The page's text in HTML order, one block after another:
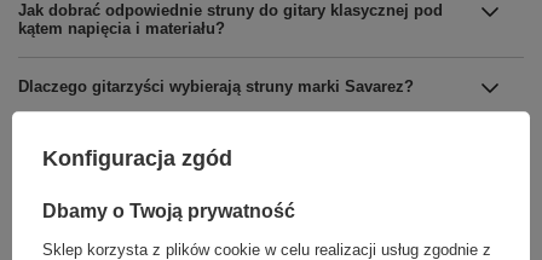
Jak dobrać odpowiednie struny do gitary klasycznej pod
kątem napięcia i materiału?
Dlaczego gitarzyści wybierają struny marki Savarez?
Marka Savarez
Konfiguracja zgód
Dbamy o Twoją prywatność
Sklep korzysta z plików cookie w celu realizacji usług zgodnie z